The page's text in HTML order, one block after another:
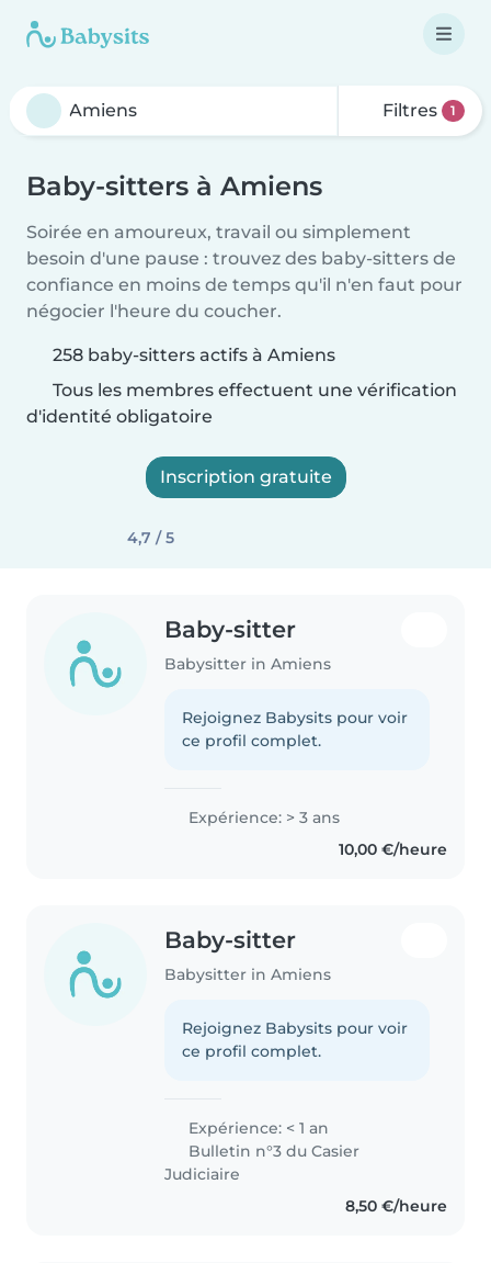
Filtres 1
Baby-sitters à Amiens
Soirée en amoureux, travail ou simplement
besoin d'une pause : trouvez des baby-sitters de
confiance en moins de temps qu'il n'en faut pour
négocier l'heure du coucher.
258 baby-sitters actifs à Amiens
Tous les membres effectuent une vérification
d'identité obligatoire
Inscription gratuite
4,7 / 5
Baby-sitter
Babysitter in Amiens
Rejoignez Babysits pour voir
ce profil complet.
Expérience: > 3 ans
10,00 €/heure
Baby-sitter
Babysitter in Amiens
Rejoignez Babysits pour voir
ce profil complet.
Expérience: < 1 an
Bulletin n°3 du Casier
Judiciaire
8,50 €/heure